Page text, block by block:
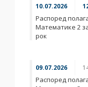
10.07.2026
Распоред
Математике 2
рок
09.07.2026
Распоред